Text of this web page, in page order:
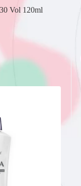
Vol 120ml